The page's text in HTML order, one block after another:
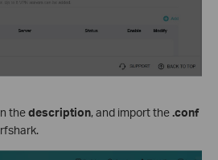
thedescription, and import the.conf